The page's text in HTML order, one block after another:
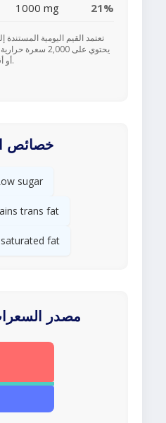
1000 mg 21%
يحتوي على 2,000
أو أقل حسب احتياجاتك السعرية.
خصائص
sugar
trans fat
fat
مصدر